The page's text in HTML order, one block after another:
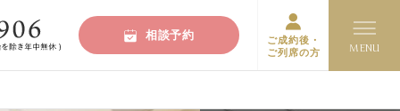
相談予約
ご成約後・
ご列席の方